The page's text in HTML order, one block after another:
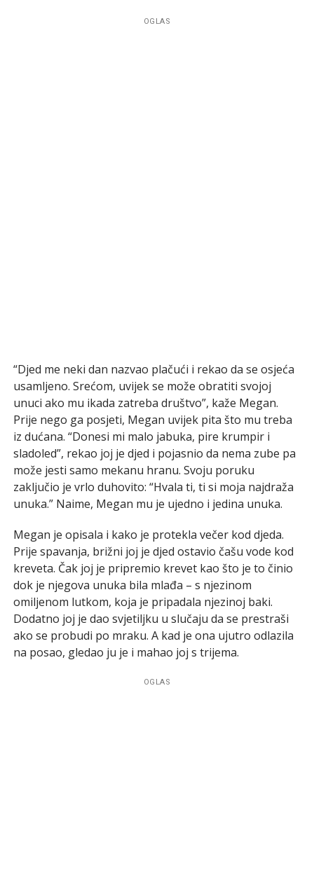
OGLAS
“Djed me neki dan nazvao plačući i rekao da se osjeća
usamljeno. Srećom, uvijek se može obratiti svojoj
unuci ako mu ikada zatreba društvo”, kaže Megan.
Prije nego ga posjeti, Megan uvijek pita što mu treba
iz dućana. “Donesi mi malo jabuka, pire krumpir i
sladoled”, rekao joj je djed i pojasnio da nema zube pa
može jesti samo mekanu hranu. Svoju poruku
zaključio je vrlo duhovito: “Hvala ti, ti si moja najdraža
unuka.” Naime, Megan mu je ujedno i jedina unuka.
Megan je opisala i kako je protekla večer kod djeda.
Prije spavanja, brižni joj je djed ostavio čašu vode kod
kreveta. Čak joj je pripremio krevet kao što je to činio
dok je njegova unuka bila mlađa – s njezinom
omiljenom lutkom, koja je pripadala njezinoj baki.
Dodatno joj je dao svjetiljku u slučaju da se prestraši
ako se probudi po mraku. A kad je ona ujutro odlazila
na posao, gledao ju je i mahao joj s trijema.
OGLAS